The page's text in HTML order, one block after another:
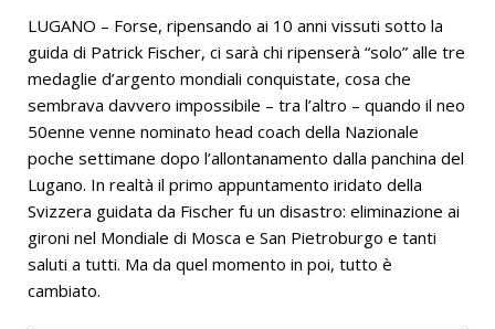
LUGANO – Forse, ripensando ai 10 anni vissuti sotto la
guida di Patrick Fischer, ci sarà chi ripenserà “solo” alle tre
medaglie d’argento mondiali conquistate, cosa che
sembrava davvero impossibile – tra l’altro – quando il neo
50enne venne nominato head coach della Nazionale
poche settimane dopo l’allontanamento dalla panchina del
Lugano. In realtà il primo appuntamento iridato della
Svizzera guidata da Fischer fu un disastro: eliminazione ai
gironi nel Mondiale di Mosca e San Pietroburgo e tanti
saluti a tutti. Ma da quel momento in poi, tutto è
cambiato.